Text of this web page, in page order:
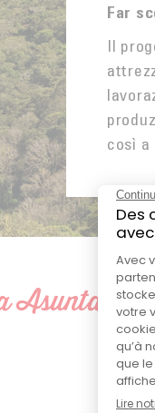
Far
Il
così
Asunta in
Cialda